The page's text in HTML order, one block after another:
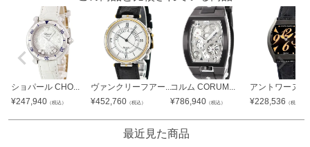
ショパール CHO...
¥247,940 （税込）
ヴァンクリーフアー...
¥452,760 （税込）
コルム CORUM...
¥786,940 （税込）
アントワーヌ
¥228,536 （税込）
最近見た商品